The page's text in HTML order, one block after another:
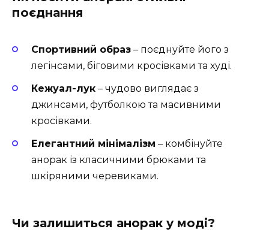
поєднання
Спортивний образ – поєднуйте його з
легінсами, біговими кросівками та худі.
Кежуал-лук – чудово виглядає з
джинсами, футболкою та масивними
кросівками.
Елегантний мінімалізм – комбінуйте
анорак із класичними брюками та
шкіряними черевиками.
Чи залишиться анорак у моді?